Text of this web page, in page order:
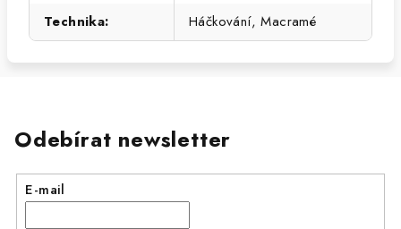
Technika: Háčkování, Macramé
Odebírat newsletter
E-mail